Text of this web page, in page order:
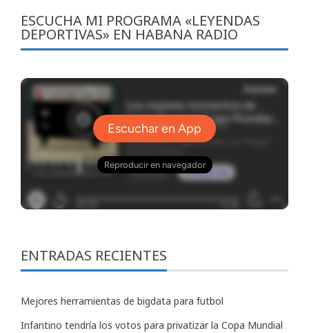
ESCUCHA MI PROGRAMA «LEYENDAS
DEPORTIVAS» EN HABANA RADIO
ENTRADAS RECIENTES
Mejores herramientas de bigdata para futbol
Infantino tendría los votos para privatizar la Copa Mundial